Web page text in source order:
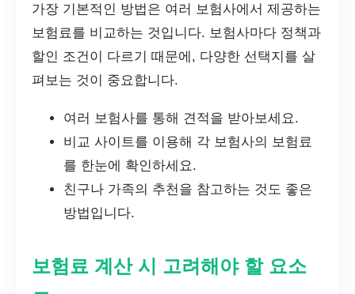
가장 기본적인 방법은 여러 보험사에서 제공하는
보험료를 비교하는 것입니다. 보험사마다 정책과
할인 조건이 다르기 때문에, 다양한 선택지를 살
펴보는 것이 중요합니다.
여러 보험사를 통해 견적을 받아보세요.
비교 사이트를 이용해 각 보험사의 보험료
를 한눈에 확인하세요.
친구나 가족의 추천을 참고하는 것도 좋은
방법입니다.
보험료 계산 시 고려해야 할 요소